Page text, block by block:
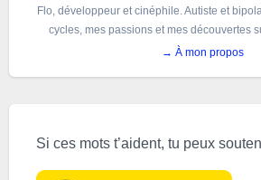
Flo, développeur et cinéphile. Autiste et
cycles, mes passions et mes découvertes
→ À mon propos
Si ces mots t’aident, tu peux